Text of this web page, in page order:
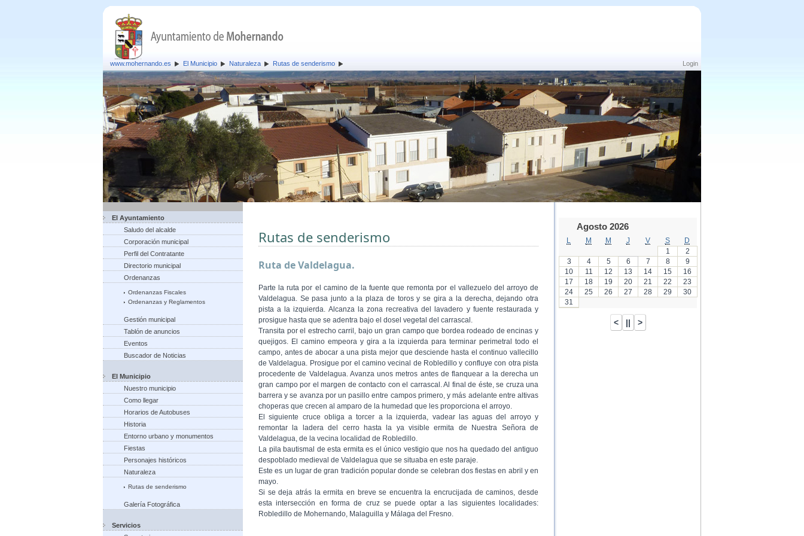
Login
www.mohernando.es El Municipio Naturaleza Rutas de senderismo
El Ayuntamiento
Saludo del alcalde
Corporación municipal
Perfil del Contratante
Directorio municipal
Ordenanzas
Ordenanzas Fiscales
Ordenanzas y Reglamentos
Gestión municipal
Tablón de anuncios
Eventos
Buscador de Noticias
El Municipio
Nuestro municipio
Como llegar
Horarios de Autobuses
Historia
Entorno urbano y monumentos
Fiestas
Personajes históricos
Naturaleza
Rutas de senderismo
Galería Fotográfica
Servicios
Rutas de senderismo
Ruta de Valdelagua.
Parte la ruta por el camino de la fuente que remonta por el vallezuelo del arroyo de
Valdelagua. Se pasa junto a la plaza de toros y se gira a la derecha, dejando otra
pista a la izquierda. Alcanza la zona recreativa del lavadero y fuente restaurada y
prosigue hasta que se adentra bajo el dosel vegetal del carrascal.
Transita por el estrecho carril, bajo un gran campo que bordea rodeado de encinas y
quejigos. El camino empeora y gira a la izquierda para terminar perimetral todo el
campo, antes de abocar a una pista mejor que desciende hasta el continuo vallecillo
de Valdelagua. Prosigue por el camino vecinal de Robledillo y confluye con otra pista
procedente de Valdelagua. Avanza unos metros antes de flanquear a la derecha un
gran campo por el margen de contacto con el carrascal. Al final de éste, se cruza una
barrera y se avanza por un pasillo entre campos primero, y más adelante entre altivas
choperas que crecen al amparo de la humedad que les proporciona el arroyo.
El siguiente cruce obliga a torcer a la izquierda, vadear las aguas del arroyo y
remontar la ladera del cerro hasta la ya visible ermita de Nuestra Señora de
Valdelagua, de la vecina localidad de Robledillo.
La pila bautismal de esta ermita es el único vestigio que nos ha quedado del antiguo
despoblado medieval de Valdelagua que se situaba en este paraje.
Este es un lugar de gran tradición popular donde se celebran dos fiestas en abril y en
mayo.
Si se deja atrás la ermita en breve se encuentra la encrucijada de caminos, desde
esta intersección en forma de cruz se puede optar a las siguientes localidades:
Robledillo de Mohernando, Malaguilla y Málaga del Fresno.
Agosto 2026
M M J V S
D
1
2
3
4 5 6 7 8
9
10
11 12 13 14 15
16
17
18 19 20 21 22
23
24
25 26 27 28 29
30
31